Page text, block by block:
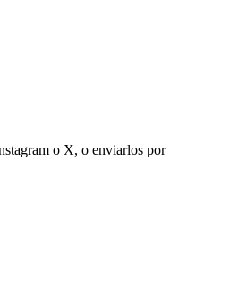
o X, o enviarlos por